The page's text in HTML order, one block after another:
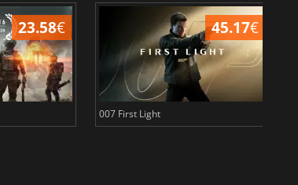
23.58€ 45.17€
007 First Light